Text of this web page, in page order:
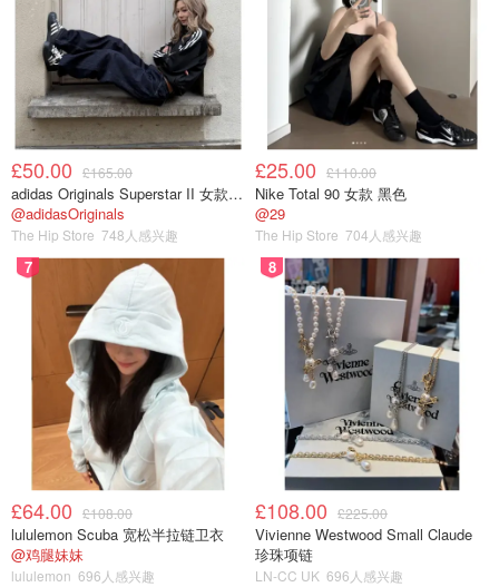
£50.00 £165.00
adidas Originals Superstar II 女款串珠休闲鞋 黑色
@adidasOriginals
The Hip Store 748人感兴趣
£25.00 £110.00
Nike Total 90 女款 黑色
@29
The Hip Store 704人感兴趣
7
£64.00 £108.00
lululemon Scuba 宽松半拉链卫衣
@鸡腿妹妹
lululemon 696人感兴趣
8
£108.00 £225.00
Vivienne Westwood Small Claude
珍珠项链
LN-CC UK 696人感兴趣